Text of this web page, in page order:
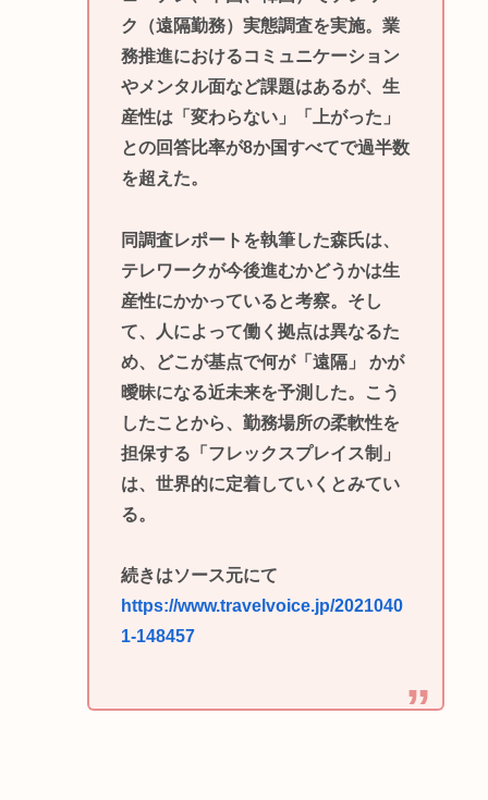
ク（遠隔勤務）実態調査を実施。業
務推進におけるコミュニケーション
やメンタル面など課題はあるが、生
産性は「変わらない」「上がった」
との回答比率が8か国すべてで過半数
を超えた。
同調査レポートを執筆した森氏は、
テレワークが今後進むかどうかは生
産性にかかっていると考察。そし
て、人によって働く拠点は異なるた
め、どこが基点で何が「遠隔」 かが
曖昧になる近未来を予測した。こう
したことから、勤務場所の柔軟性を
担保する「フレックスプレイス制」
は、世界的に定着していくとみてい
る。
続きはソース元にて
https://www.travelvoice.jp/2021040
1-148457